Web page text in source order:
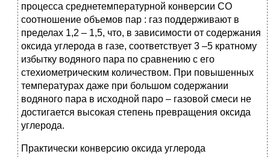
процесса среднетемпературной конверсии СО
соотношение объемов пар : газ поддерживают в
пределах 1,2 – 1,5, что, в зависимости от содержания
оксида углерода в газе, соответствует 3 –5 кратному
избытку водяного пара по сравнению с его
стехиометрическим количеством. При повышенных
температурах даже при большом содержании
водяного пара в исходной паро – газовой смеси не
достигается высокая степень превращения оксида
углерода.
Практически конверсию оксида углерода